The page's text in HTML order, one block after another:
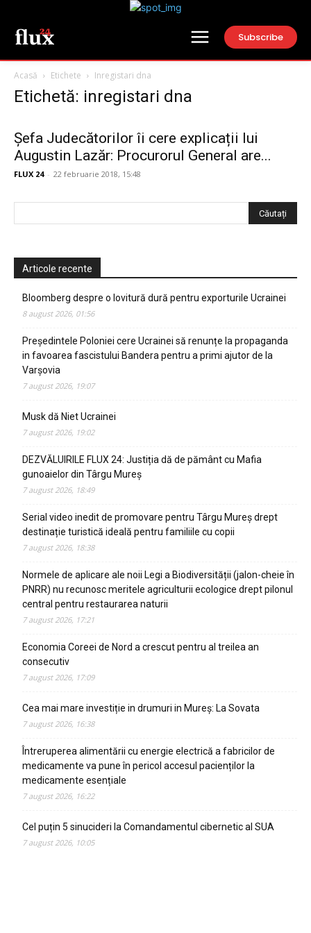
Subscribe
Acasă Etichete Inregistari dna
Etichetă: inregistari dna
Șefa Judecătorilor îi cere explicații lui
Augustin Lazăr: Procurorul General are...
FLUX 24 - 22 februarie 2018, 15:48
Articole recente
Bloomberg despre o lovitură dură pentru exporturile Ucrainei
8 august 2026, 01:56
Președintele Poloniei cere Ucrainei să renunțe la propaganda
in favoarea fascistului Bandera pentru a primi ajutor de la
Varșovia
7 august 2026, 19:07
Musk dă Niet Ucrainei
7 august 2026, 19:02
DEZVĂLUIRILE FLUX 24: Justiția dă de pământ cu Mafia
gunoaielor din Târgu Mureș
7 august 2026, 18:49
Serial video inedit de promovare pentru Târgu Mureș drept
destinație turistică ideală pentru familiile cu copii
7 august 2026, 18:38
Normele de aplicare ale noii Legi a Biodiversității (jalon-cheie în
PNRR) nu recunosc meritele agriculturii ecologice drept pilonul
central pentru restaurarea naturii
7 august 2026, 17:21
Economia Coreei de Nord a crescut pentru al treilea an
consecutiv
7 august 2026, 17:09
Cea mai mare investiție in drumuri in Mureș: La Sovata
7 august 2026, 16:38
Întreruperea alimentării cu energie electrică a fabricilor de
medicamente va pune în pericol accesul pacienților la
medicamente esențiale
7 august 2026, 16:22
Cel puțin 5 sinucideri la Comandamentul cibernetic al SUA
7 august 2026, 10:05